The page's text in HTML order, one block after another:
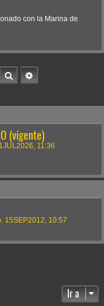
con la Marina de
BuscarBúsqueda avanzada
(vigente)
11:36
15SEP2012, 10:57
Ir a